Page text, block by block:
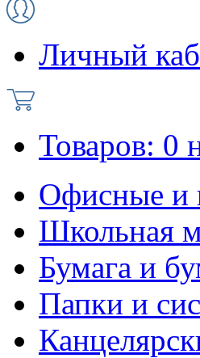
Личный
Товаров: 0
Офисные и
Школьная
Бумага и
Папки и